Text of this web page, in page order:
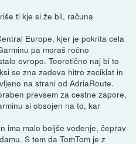
ti kje si že bil, računa
Europe, kjer je pokrita cela
pa moraš ročno
evropo. Teoretično naj bi to
se zna zadeva hitro zaciklat in
na strani od AdriaRoute.
prevsem za cestne zapore,
si obsojen na to, kar
ima malo boljše vodenje, čeprav
S tem da TomTom je z